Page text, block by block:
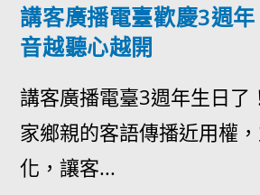
講客廣播電臺歡慶3週
音越聽心越開
講客廣播電臺3週年生日了
家鄉親的客語傳播近用權
化，讓客...